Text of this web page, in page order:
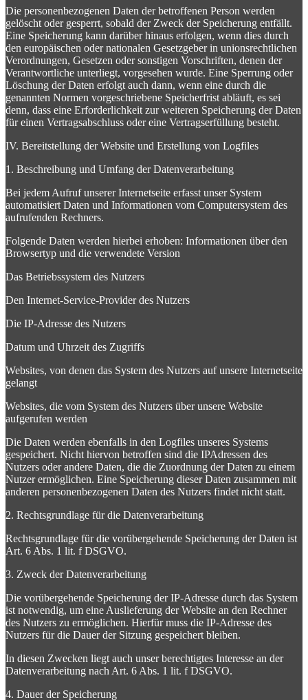
Die personenbezogenen Daten der betroffenen Person werden
gelöscht oder gesperrt, sobald der Zweck der Speicherung entfällt.
Eine Speicherung kann darüber hinaus erfolgen, wenn dies durch
den europäischen oder nationalen Gesetzgeber in unionsrechtlichen
Verordnungen, Gesetzen oder sonstigen Vorschriften, denen der
Verantwortliche unterliegt, vorgesehen wurde. Eine Sperrung oder
Löschung der Daten erfolgt auch dann, wenn eine durch die
genannten Normen vorgeschriebene Speicherfrist abläuft, es sei
denn, dass eine Erforderlichkeit zur weiteren Speicherung der Daten
für einen Vertragsabschluss oder eine Vertragserfüllung besteht.
IV. Bereitstellung der Website und Erstellung von Logfiles
1. Beschreibung und Umfang der Datenverarbeitung
Bei jedem Aufruf unserer Internetseite erfasst unser System
automatisiert Daten und Informationen vom Computersystem des
aufrufenden Rechners.
Folgende Daten werden hierbei erhoben: Informationen über den
Browsertyp und die verwendete Version
Das Betriebssystem des Nutzers
Den Internet-Service-Provider des Nutzers
Die IP-Adresse des Nutzers
Datum und Uhrzeit des Zugriffs
Websites, von denen das System des Nutzers auf unsere Internetseite
gelangt
Websites, die vom System des Nutzers über unsere Website
aufgerufen werden
Die Daten werden ebenfalls in den Logfiles unseres Systems
gespeichert. Nicht hiervon betroffen sind die IPAdressen des
Nutzers oder andere Daten, die die Zuordnung der Daten zu einem
Nutzer ermöglichen. Eine Speicherung dieser Daten zusammen mit
anderen personenbezogenen Daten des Nutzers findet nicht statt.
2. Rechtsgrundlage für die Datenverarbeitung
Rechtsgrundlage für die vorübergehende Speicherung der Daten ist
Art. 6 Abs. 1 lit. f DSGVO.
3. Zweck der Datenverarbeitung
Die vorübergehende Speicherung der IP-Adresse durch das System
ist notwendig, um eine Auslieferung der Website an den Rechner
des Nutzers zu ermöglichen. Hierfür muss die IP-Adresse des
Nutzers für die Dauer der Sitzung gespeichert bleiben.
In diesen Zwecken liegt auch unser berechtigtes Interesse an der
Datenverarbeitung nach Art. 6 Abs. 1 lit. f DSGVO.
4. Dauer der Speicherung